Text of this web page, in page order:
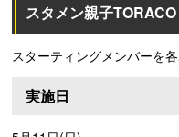
スタメン親子TORACO
スターティングメンバーを
実施日